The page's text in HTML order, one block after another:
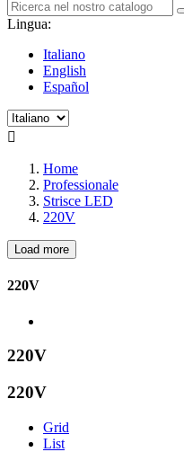
Lingua:
Italiano
English
Español

Home
Professionale
Strisce LED
220V
Load more
220V
220V
220V
Grid
List